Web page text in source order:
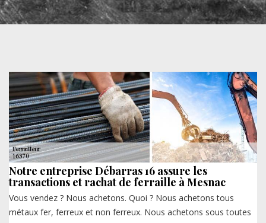
Notre entreprise Débarras 16 assure les
transactions et rachat de ferraille à Mesnac
Vous vendez ? Nous achetons. Quoi ? Nous achetons tous
métaux fer, ferreux et non ferreux. Nous achetons sous toutes